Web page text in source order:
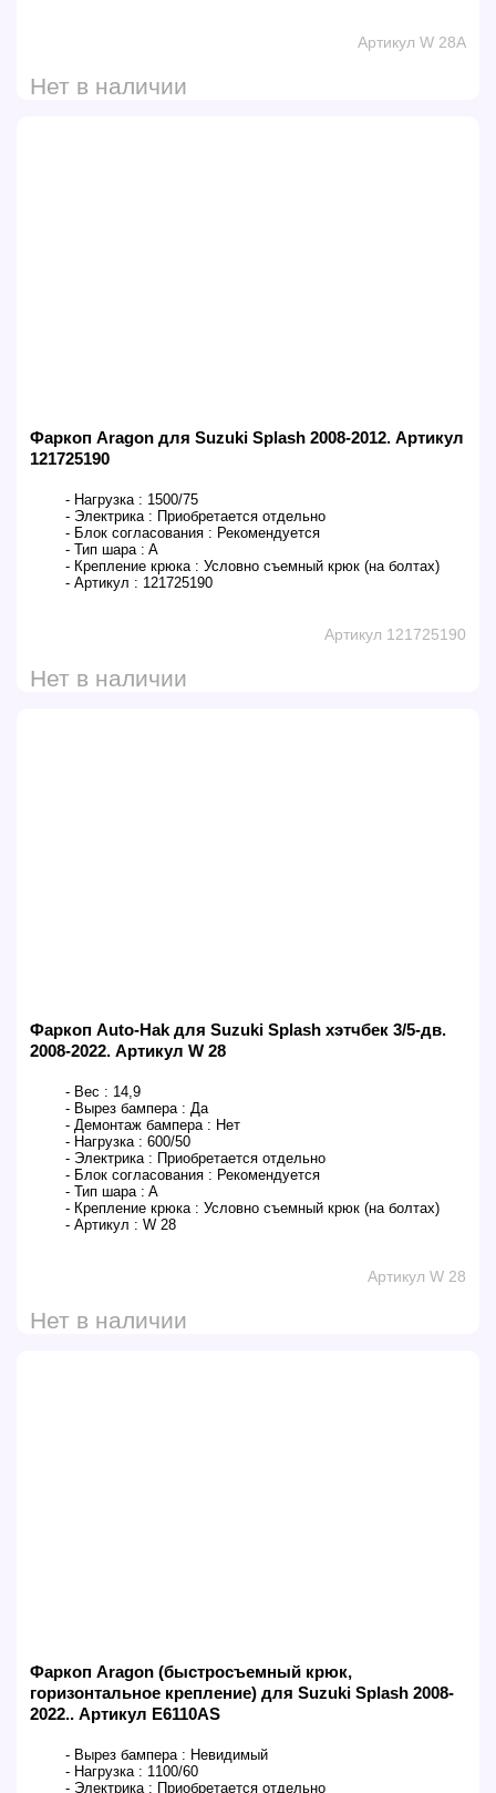
Артикул W 28A
Нет в наличии
Фаркоп Aragon для Suzuki Splash 2008-2012. Артикул
121725190
- Нагрузка : 1500/75
- Электрика : Приобретается отдельно
- Блок согласования : Рекомендуется
- Тип шара : A
- Крепление крюка : Условно съемный крюк (на болтах)
- Артикул : 121725190
Артикул 121725190
Нет в наличии
Фаркоп Auto-Hak для Suzuki Splash хэтчбек 3/5-дв.
2008-2022. Артикул W 28
- Вес : 14,9
- Вырез бампера : Да
- Демонтаж бампера : Нет
- Нагрузка : 600/50
- Электрика : Приобретается отдельно
- Блок согласования : Рекомендуется
- Тип шара : A
- Крепление крюка : Условно съемный крюк (на болтах)
- Артикул : W 28
Артикул W 28
Нет в наличии
Фаркоп Aragon (быстросъемный крюк,
горизонтальное крепление) для Suzuki Splash 2008-
2022.. Артикул E6110AS
- Вырез бампера : Невидимый
- Нагрузка : 1100/60
- Электрика : Приобретается отдельно